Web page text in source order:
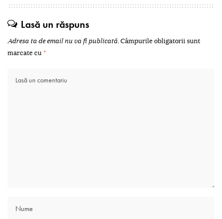
Lasă un răspuns
Adresa ta de email nu va fi publicată.Câmpurile obligatorii sunt
marcate cu *